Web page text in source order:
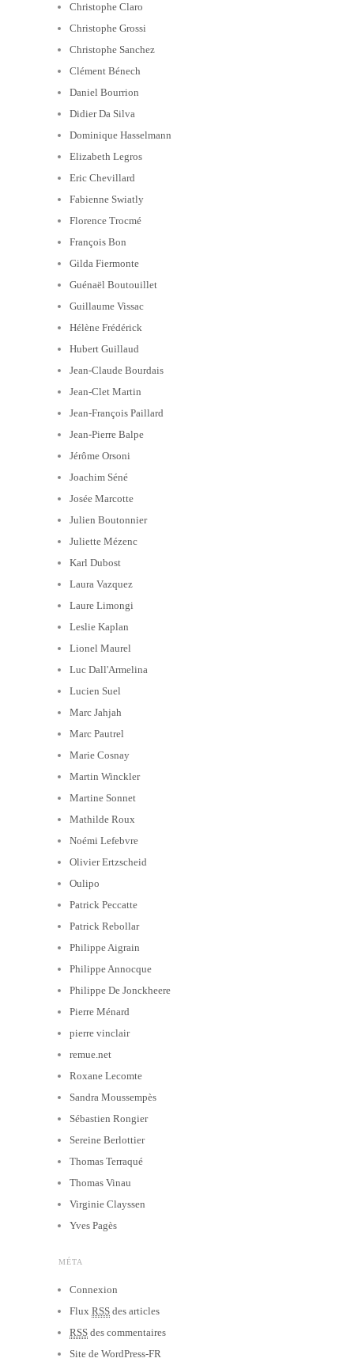
Christophe Claro
Christophe Grossi
Christophe Sanchez
Clément Bénech
Daniel Bourrion
Didier Da Silva
Dominique Hasselmann
Elizabeth Legros
Eric Chevillard
Fabienne Swiatly
Florence Trocmé
François Bon
Gilda Fiermonte
Guénaël Boutouillet
Guillaume Vissac
Hélène Frédérick
Hubert Guillaud
Jean-Claude Bourdais
Jean-Clet Martin
Jean-François Paillard
Jean-Pierre Balpe
Jérôme Orsoni
Joachim Séné
Josée Marcotte
Julien Boutonnier
Juliette Mézenc
Karl Dubost
Laura Vazquez
Laure Limongi
Leslie Kaplan
Lionel Maurel
Luc Dall'Armelina
Lucien Suel
Marc Jahjah
Marc Pautrel
Marie Cosnay
Martin Winckler
Martine Sonnet
Mathilde Roux
Noémi Lefebvre
Olivier Ertzscheid
Oulipo
Patrick Peccatte
Patrick Rebollar
Philippe Aigrain
Philippe Annocque
Philippe De Jonckheere
Pierre Ménard
pierre vinclair
remue.net
Roxane Lecomte
Sandra Moussempès
Sébastien Rongier
Sereine Berlottier
Thomas Terraqué
Thomas Vinau
Virginie Clayssen
Yves Pagès
MÉTA
Connexion
Flux RSS des articles
RSS des commentaires
Site de WordPress-FR